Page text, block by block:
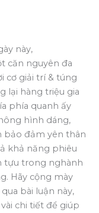
này,
căn nguyên đa
cơ giải trí & túng
lại hàng triệu gia
phía quanh ấy
hình dáng,
bảo đảm yên thân
khả năng phiêu
tựu trong nghành
Hãy cộng mày
bài luận này,
chi tiết để giúp